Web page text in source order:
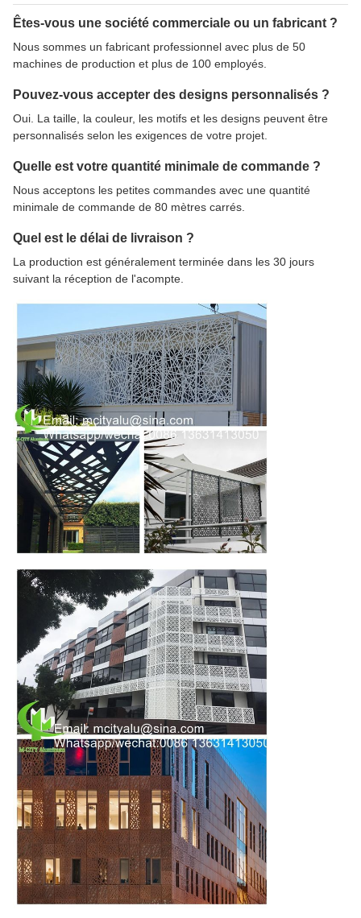
Êtes-vous une société commerciale ou un fabricant ?
Nous sommes un fabricant professionnel avec plus de 50
machines de production et plus de 100 employés.
Pouvez-vous accepter des designs personnalisés ?
Oui. La taille, la couleur, les motifs et les designs peuvent être
personnalisés selon les exigences de votre projet.
Quelle est votre quantité minimale de commande ?
Nous acceptons les petites commandes avec une quantité
minimale de commande de 80 mètres carrés.
Quel est le délai de livraison ?
La production est généralement terminée dans les 30 jours
suivant la réception de l'acompte.